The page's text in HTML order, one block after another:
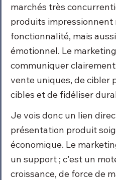
marchés très
produits
fonctionnalité, mais
émotionnel. Le
communiquer
vente uniques, de cibler
cibles et de fidéliser
Je vois donc un lien
présentation produit
économique. Le
un support ; c'est un
croissance, de force de